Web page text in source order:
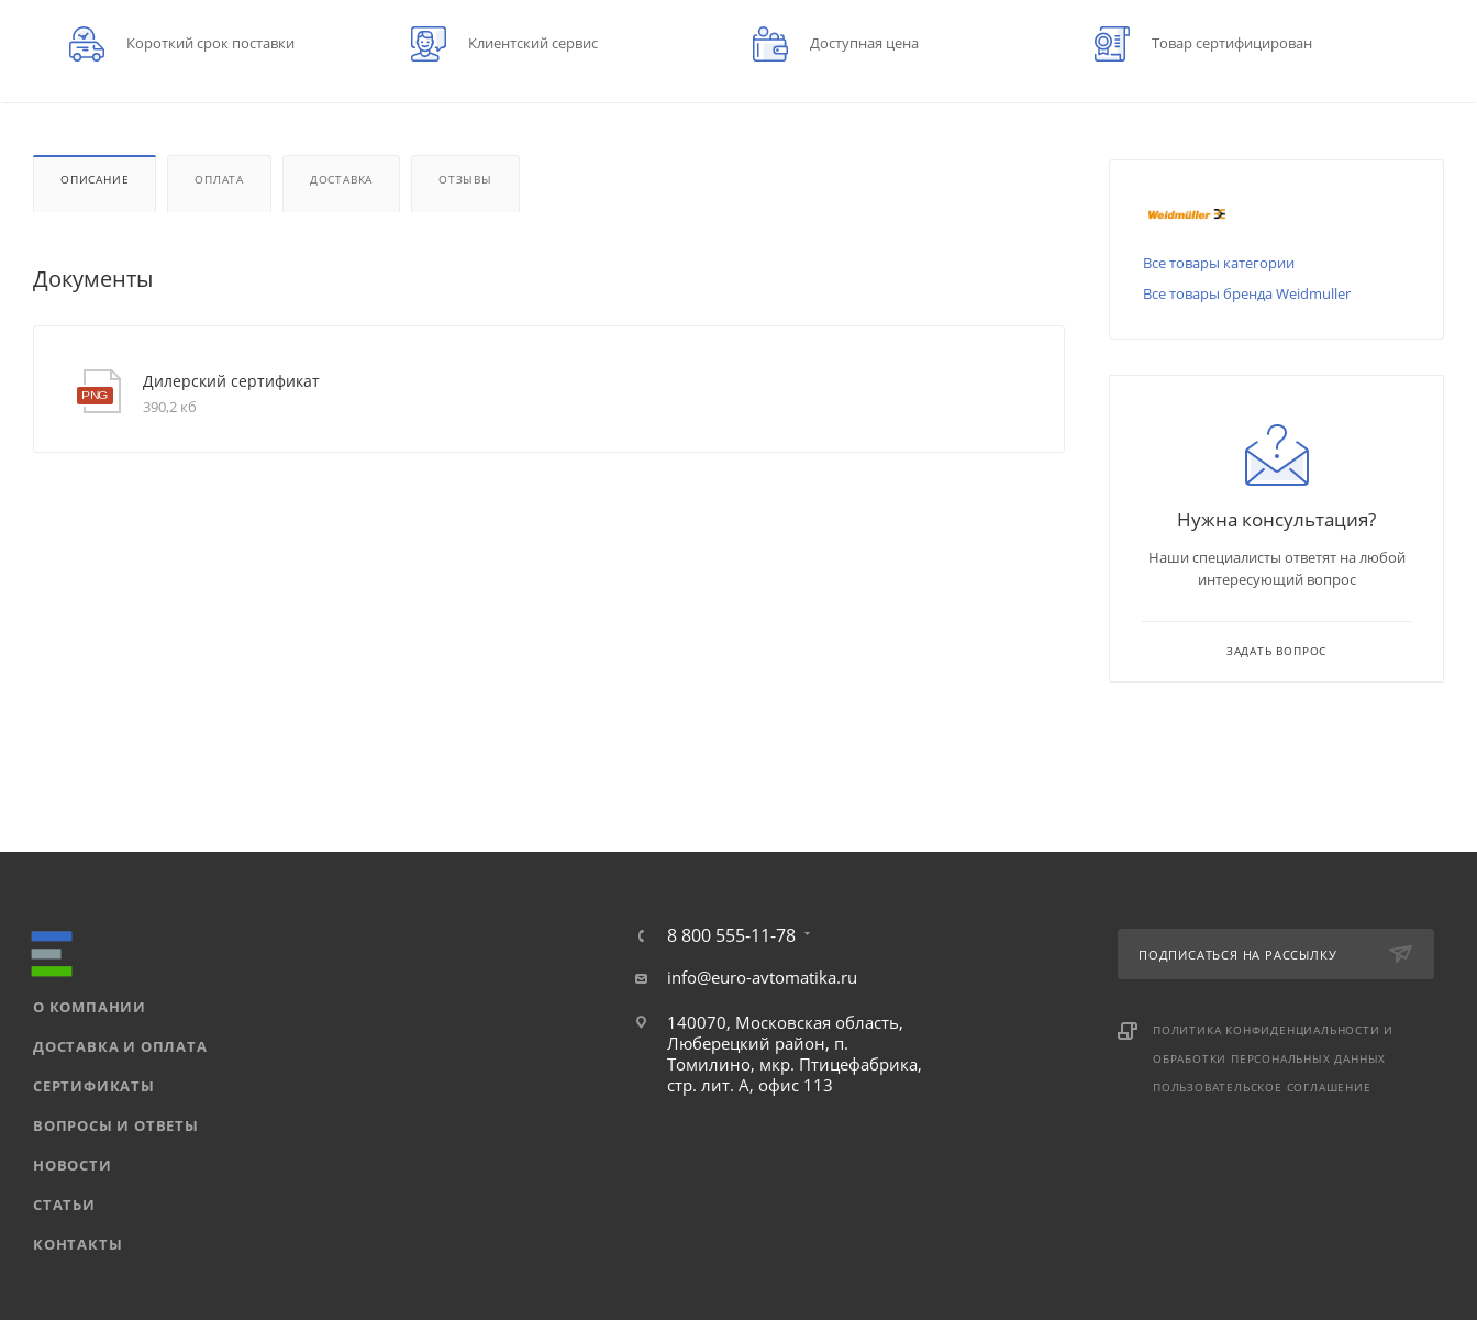
Короткий срок поставки Клиентский сервис Доступная цена Товар сертифицирован
ОПИСАНИЕ ОПЛАТА ДОСТАВКА ОТЗЫВЫ
Документы
Дилерский сертификат
390,2 кб
Все товары категории
Все товары бренда Weidmuller
Нужна консультация?
Наши специалисты ответят на любой
интересующий вопрос
ЗАДАТЬ ВОПРОС
О КОМПАНИИ
ДОСТАВКА И ОПЛАТА
СЕРТИФИКАТЫ
ВОПРОСЫ И ОТВЕТЫ
НОВОСТИ
СТАТЬИ
КОНТАКТЫ
8 800 555-11-78
info@euro-avtomatika.ru
140070, Московская область,
Люберецкий район, п.
Томилино, мкр. Птицефабрика,
стр. лит. А, офис 113
ПОДПИСАТЬСЯ НА РАССЫЛКУ
ПОЛИТИКА КОНФИДЕНЦИАЛЬНОСТИ И
ОБРАБОТКИ ПЕРСОНАЛЬНЫХ ДАННЫХ
ПОЛЬЗОВАТЕЛЬСКОЕ СОГЛАШЕНИЕ